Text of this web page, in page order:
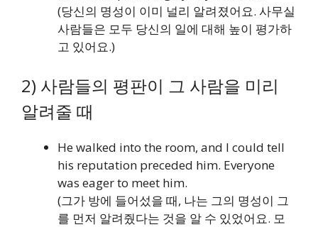
(당신의 명성이 이미 널리 알려졌어요. 사무실
사람들은 모두 당신의 일에 대해 높이 평가하
고 있어요.)
2) 사람들의 평판이 그 사람을 미리
알려줄 때
He walked into the room, and I could tell
his reputation preceded him. Everyone
was eager to meet him.
(그가 방에 들어섰을 때, 나는 그의 명성이 그
를 먼저 알려줬다는 것을 알 수 있었어요. 모